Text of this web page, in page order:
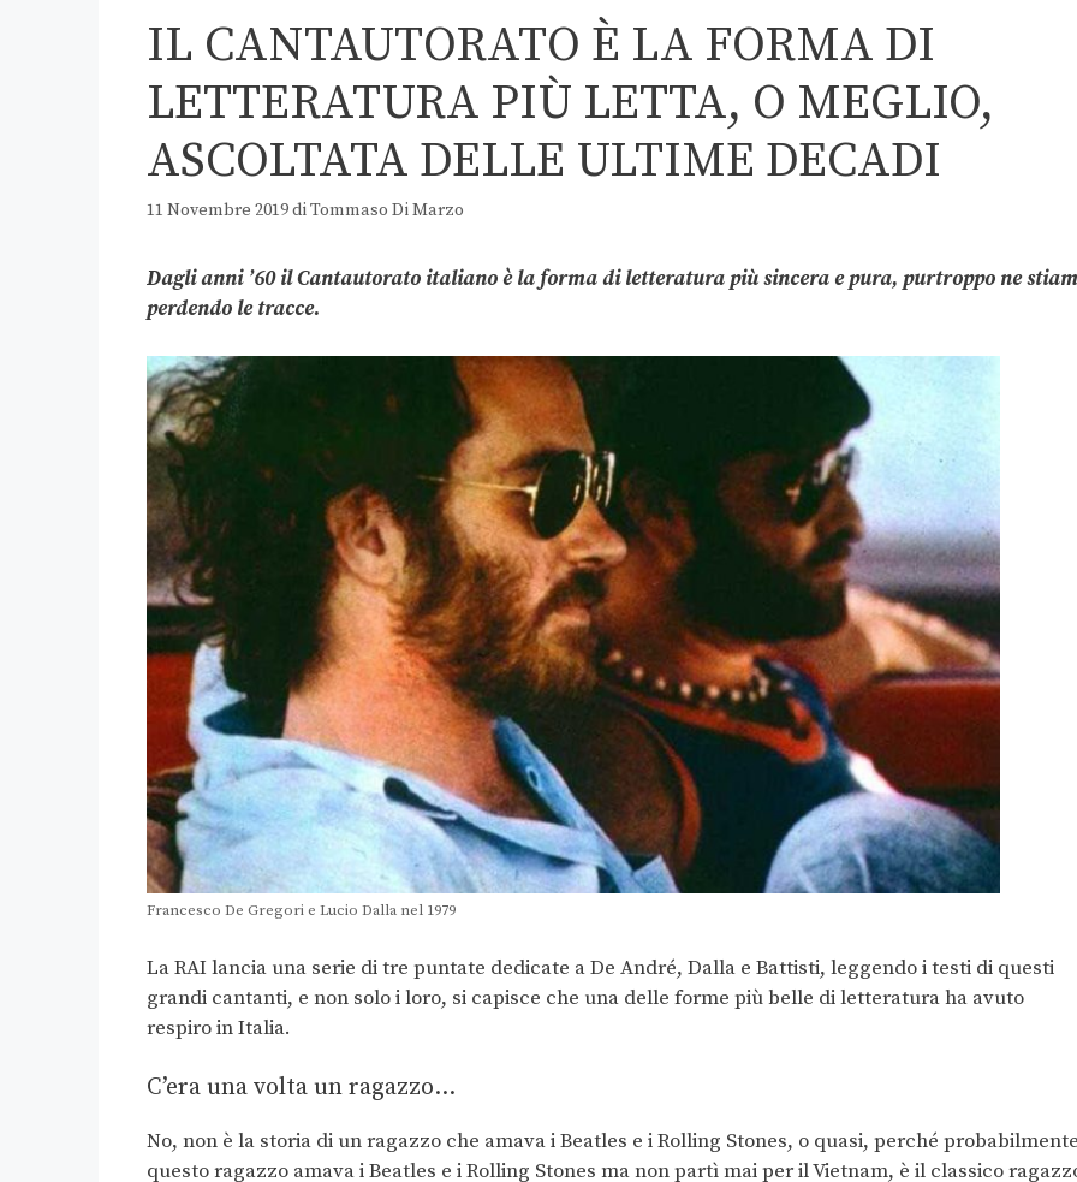
IL CANTAUTORATO È LA FORMA DI
LETTERATURA PIÙ LETTA, O MEGLIO,
ASCOLTATA DELLE ULTIME DECADI
11 Novembre 2019diTommaso Di Marzo
Dagli anni ’60 il Cantautorato italiano è la forma di letteratura più sincera e pura, purtroppo ne
perdendo le tracce.
Francesco De Gregori e Lucio Dalla nel 1979
La RAI lancia una serie di tre puntate dedicate a De André, Dalla e Battisti, leggendo i testi di questi
grandi cantanti, e non solo i loro, si capisce che una delle forme più belle di letteratura ha avuto
respiro in Italia.
C’era una volta un ragazzo…
No, non è la storia di un ragazzo che amava i Beatles e i Rolling Stones, o quasi, perché
questo ragazzo amava i Beatles e i Rolling Stones ma non partì mai per il Vietnam, è il classico